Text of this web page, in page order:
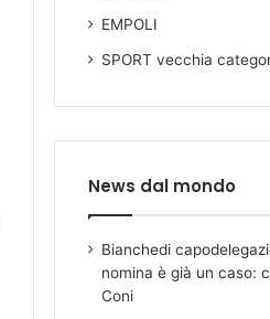
EMPOLI
SPORTvecchia
News dal mondo
Bianchedi
nomina è già un caso:
Coni